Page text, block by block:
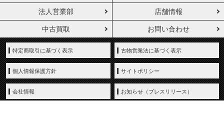
法人営業部 店舗情報
中古買取 お問い合わせ
特定商取引に基づく表示 古物営業法に基づく表示
個人情報保護方針 サイトポリシー
会社情報 お知らせ（プレスリリース）